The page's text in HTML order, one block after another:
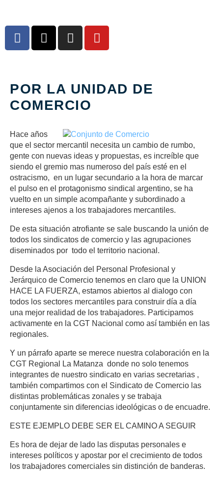
POR LA UNIDAD DE
COMERCIO
Hace años
que el sector mercantil necesita un cambio de rumbo,
gente con nuevas ideas y propuestas, es increíble que
siendo el gremio mas numeroso del país esté en el
ostracismo, en un lugar secundario a la hora de marcar
el pulso en el protagonismo sindical argentino, se ha
vuelto en un simple acompañante y subordinado a
intereses ajenos a los trabajadores mercantiles.
De esta situación atrofiante se sale buscando la unión de
todos los sindicatos de comercio y las agrupaciones
diseminados por todo el territorio nacional.
Desde la Asociación del Personal Profesional y
Jerárquico de Comercio tenemos en claro que la UNION
HACE LA FUERZA, estamos abiertos al dialogo con
todos los sectores mercantiles para construir día a día
una mejor realidad de los trabajadores. Participamos
activamente en la CGT Nacional como así también en las
regionales.
Y un párrafo aparte se merece nuestra colaboración en la
CGT Regional La Matanza donde no solo tenemos
integrantes de nuestro sindicato en varias secretarias ,
también compartimos con el Sindicato de Comercio las
distintas problemáticas zonales y se trabaja
conjuntamente sin diferencias ideológicas o de encuadre.
ESTE EJEMPLO DEBE SER EL CAMINO A SEGUIR
Es hora de dejar de lado las disputas personales e
intereses políticos y apostar por el crecimiento de todos
los trabajadores comerciales sin distinción de banderas.